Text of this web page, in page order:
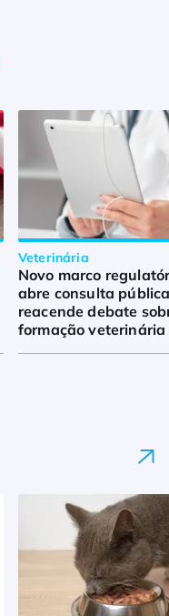
Veterinária
Novo marco
abre consulta
reacende debate
formação veterinária